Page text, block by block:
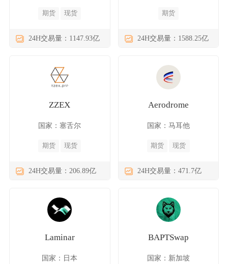
期货 现货
24H交易量：1147.93亿
期货
24H交易量：1588.25亿
ZZEX
国家：塞舌尔
期货 现货
24H交易量：206.89亿
Aerodrome
国家：马耳他
期货 现货
24H交易量：471.7亿
Laminar
国家：日本
BAPTSwap
国家：新加坡